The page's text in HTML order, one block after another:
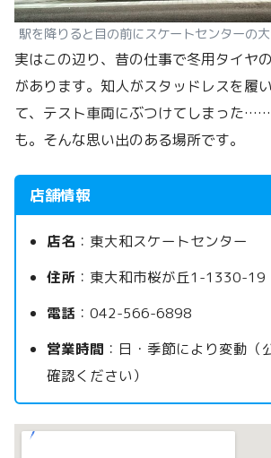
駅を降りると目の前にスケートセンターの
実はこの辺り、昔の仕事で冬用タイヤ
があります。知人がスタッドレスを履
て、テスト車両にぶつけてしまった
も。そんな思い出のある場所です。
店舗情報
店名 ：東大和スケートセンター
住所 ：東大和市桜が丘1-1330-19
電話 ：042-566-6898
営業時間 ：日・季節により変動（
確認ください）